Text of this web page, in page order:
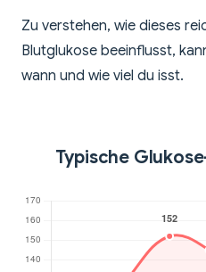
Zu verstehen, wie dieses
Blutglukose beeinflusst,
wann und wie viel du isst.
Typische